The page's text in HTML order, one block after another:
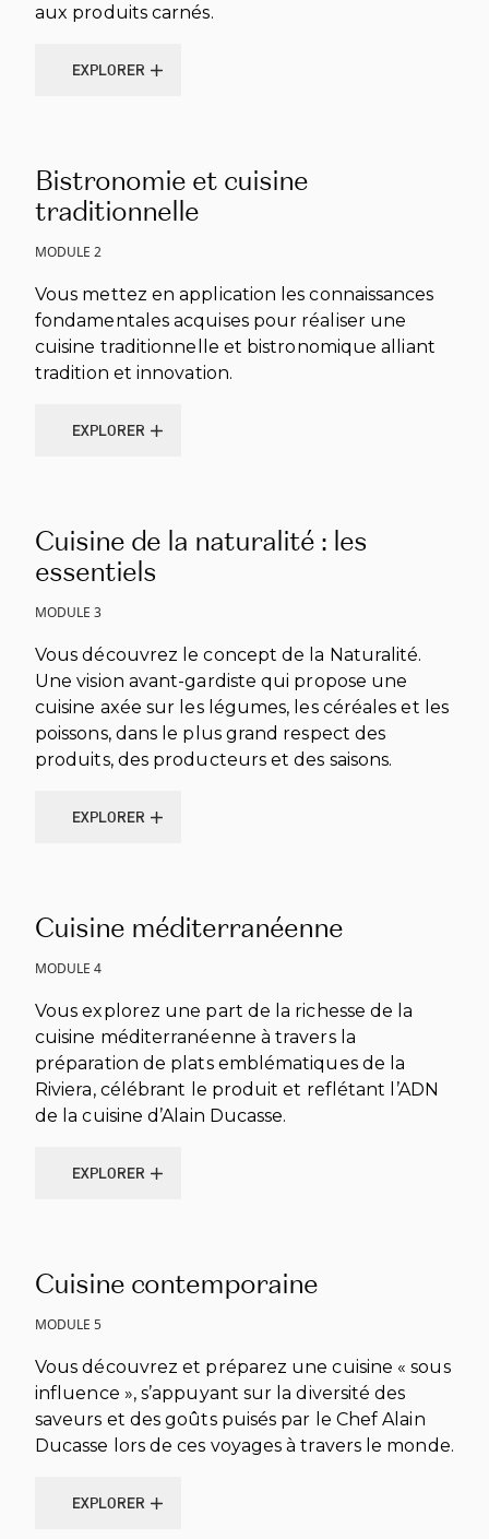
aux produits carnés.
EXPLORER
Bistronomie et cuisine
traditionnelle
MODULE 2
Vous mettez en application les connaissances
fondamentales acquises pour réaliser une
cuisine traditionnelle et bistronomique alliant
tradition et innovation.
EXPLORER
Cuisine de la naturalité : les
essentiels
MODULE 3
Vous découvrez le concept de la Naturalité.
Une vision avant-gardiste qui propose une
cuisine axée sur les légumes, les céréales et les
poissons, dans le plus grand respect des
produits, des producteurs et des saisons.
EXPLORER
Cuisine méditerranéenne
MODULE 4
Vous explorez une part de la richesse de la
cuisine méditerranéenne à travers la
préparation de plats emblématiques de la
Riviera, célébrant le produit et reflétant l’ADN
de la cuisine d’Alain Ducasse.
EXPLORER
Cuisine contemporaine
MODULE 5
Vous découvrez et préparez une cuisine « sous
influence », s’appuyant sur la diversité des
saveurs et des goûts puisés par le Chef Alain
Ducasse lors de ces voyages à travers le monde.
EXPLORER